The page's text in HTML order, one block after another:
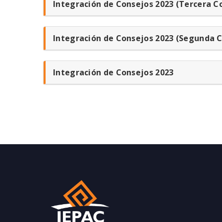
Integración de Consejos 2023 (Tercera
Integración de Consejos 2023 (Segunda
Integración de Consejos 2023